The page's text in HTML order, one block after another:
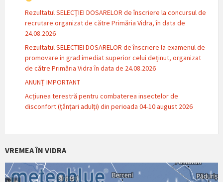
Rezultatul SELECȚIEI DOSARELOR de înscriere la concursul de
recrutare organizat de către Primăria Vidra, în data de
24.08.2026
Rezultatul SELECTIEI DOSARELOR de înscriere la examenul de
promovare in grad imediat superior celui deținut, organizat
de către Primăria Vidra în data de 24.08.2026
ANUNȚ IMPORTANT
Acțiunea terestră pentru combaterea insectelor de
disconfort (țânțari adulți) din perioada 04-10 august 2026
VREMEA ÎN VIDRA